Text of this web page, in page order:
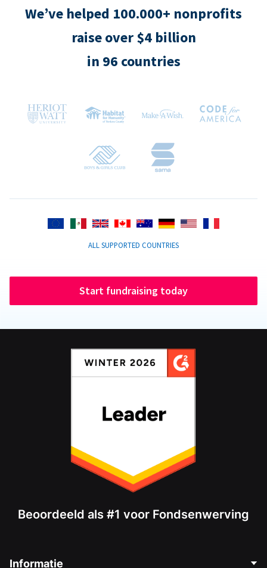
We’ve helped 100.000+ nonprofits
raise over $4 billion
in 96 countries
ALL SUPPORTED COUNTRIES
Start fundraising today
Beoordeeld als #1 voor Fondsenwerving
Informatie